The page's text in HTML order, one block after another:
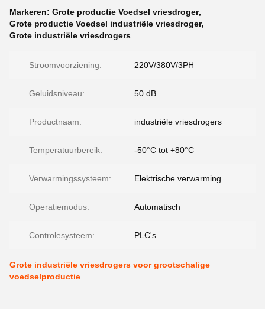
Markeren: Grote productie Voedsel vriesdroger,
Grote productie Voedsel industriële vriesdroger,
Grote industriële vriesdrogers
Stroomvoorziening: 220V/380V/3PH
Geluidsniveau: 50 dB
Productnaam: industriële vriesdrogers
Temperatuurbereik: -50°C tot +80°C
Verwarmingssysteem: Elektrische verwarming
Operatiemodus: Automatisch
Controlesysteem: PLC's
Grote industriële vriesdrogers voor grootschalige
voedselproductie